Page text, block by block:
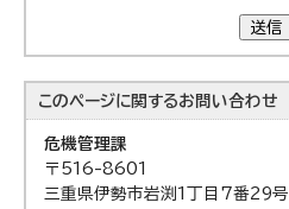
送信
このページに関するお問い合わせ
危機管理課
〒516-8601
三重県伊勢市岩渕1丁目7番29号